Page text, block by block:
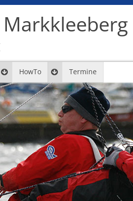
HowTo Termine